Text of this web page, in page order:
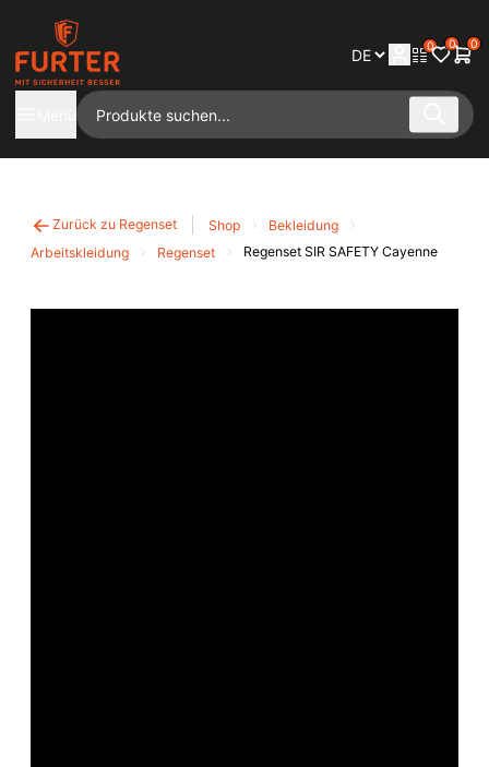
0 0 0
Zurück zu Regenset Shop
Bekleidung
Arbeitskleidung
Regenset Regenset SIR SAFETY Cayenne